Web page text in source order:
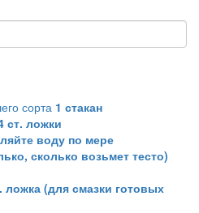
сорта 1 стакан
ст. ложки
воду по мере
сколько возьмет тесто)
ложка (для смазки готовых